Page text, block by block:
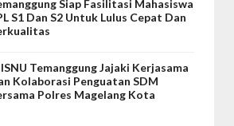
Siap Fasilitasi Mahasiswa
S1 Dan S2 Untuk Lulus Cepat Dan
Temanggung Jajaki Kerjasama
Kolaborasi Penguatan SDM
Polres Magelang Kota